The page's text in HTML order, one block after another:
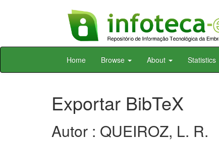
Skip
Home Browse About Statistics
Exportar BibTeX
Autor : QUEIROZ, L. R.